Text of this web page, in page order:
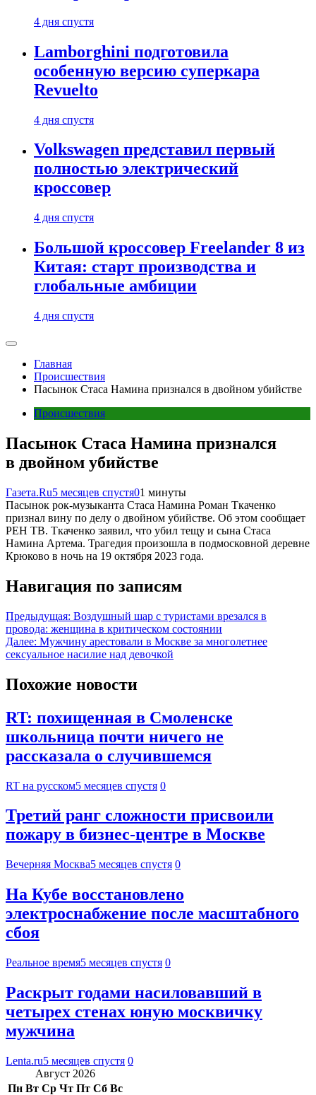
4 дня спустя
Lamborghini подготовила
особенную версию суперкара
Revuelto
4 дня спустя
Volkswagen представил первый
полностью электрический
кроссовер
4 дня спустя
Большой кроссовер Freelander 8 из
Китая: старт производства и
глобальные амбиции
4 дня спустя
Главная
Происшествия
Пасынок Стаса Намина признался в двойном убийстве
Происшествия
Пасынок Стаса Намина признался
в двойном убийстве
Газета.Ru5 месяцев спустя01 минуты
Пасынок рок-музыканта Стаса Намина Роман Ткаченко
признал вину по делу о двойном убийстве. Об этом сообщает
РЕН ТВ. Ткаченко заявил, что убил тещу и сына Стаса
Намина Артема. Трагедия произошла в подмосковной деревне
Крюково в ночь на 19 октября 2023 года.
Навигация по записям
Предыдущая: Воздушный шар с туристами врезался в
провода: женщина в критическом состоянии
Далее: Мужчину арестовали в Москве за многолетнее
сексуальное насилие над девочкой
Похожие новости
RT: похищенная в Смоленске
школьница почти ничего не
рассказала о случившемся
RT на русском5 месяцев спустя 0
Третий ранг сложности присвоили
пожару в бизнес-центре в Москве
Вечерняя Москва5 месяцев спустя 0
На Кубе восстановлено
электроснабжение после масштабного
сбоя
Реальное время5 месяцев спустя 0
Раскрыт годами насиловавший в
четырех стенах юную москвичку
мужчина
Lenta.ru5 месяцев спустя 0
Август 2026
Пн Вт Ср Чт Пт Сб Вс